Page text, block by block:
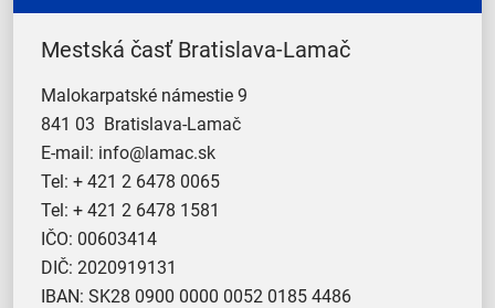
Mestská časť Bratislava-Lamač
Malokarpatské námestie 9
841 03 Bratislava-Lamač
E-mail: info@lamac.sk
Tel: + 421 2 6478 0065
Tel: + 421 2 6478 1581
IČO: 00603414
DIČ: 2020919131
IBAN: SK28 0900 0000 0052 0185 4486